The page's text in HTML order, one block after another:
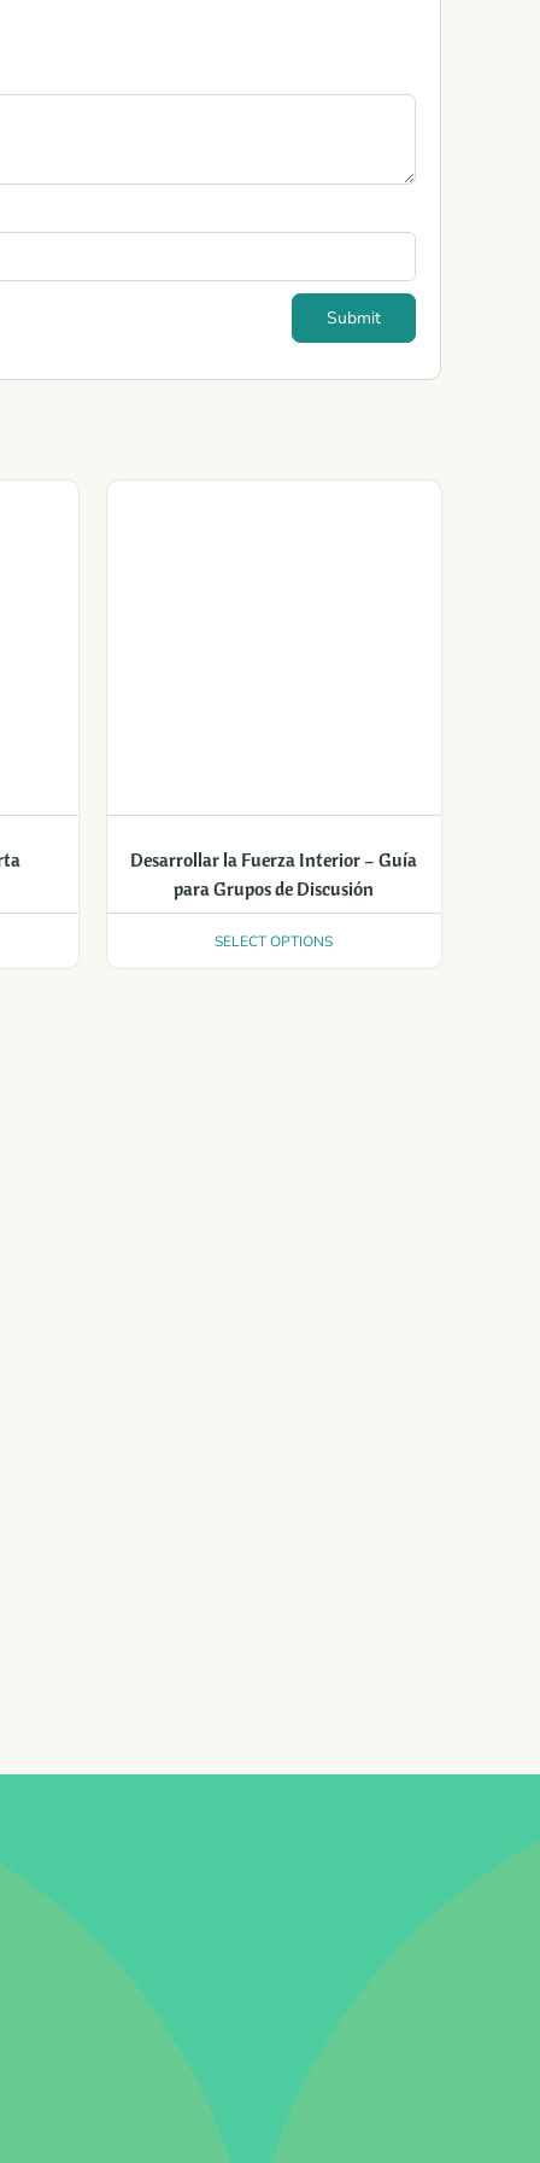
Desarrollar la Fuerza Interior – Guía
para Grupos de Discusión
SELECT OPTIONS